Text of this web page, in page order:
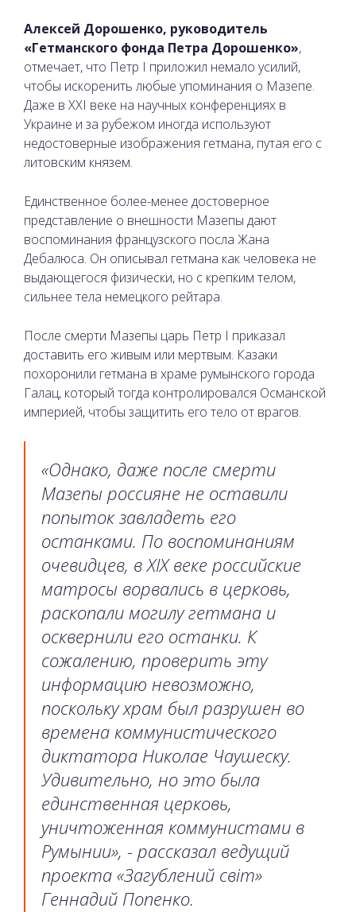
Алексей Дорошенко, руководитель
«Гетманского фонда Петра Дорошенко»,
отмечает, что Петр I приложил немало усилий,
чтобы искоренить любые упоминания о Мазепе.
Даже в XXI веке на научных конференциях в
Украине и за рубежом иногда используют
недостоверные изображения гетмана, путая его с
литовским князем.
Единственное более-менее достоверное
представление о внешности Мазепы дают
воспоминания французского посла Жана
Дебалюса. Он описывал гетмана как человека не
выдающегося физически, но с крепким телом,
сильнее тела немецкого рейтара.
После смерти Мазепы царь Петр I приказал
доставить его живым или мертвым. Казаки
похоронили гетмана в храме румынского города
Галац, который тогда контролировался Османской
империей, чтобы защитить его тело от врагов.
«Однако, даже после смерти
Мазепы россияне не оставили
попыток завладеть его
останками. По воспоминаниям
очевидцев, в XIX веке российские
матросы ворвались в церковь,
раскопали могилу гетмана и
осквернили его останки. К
сожалению, проверить эту
информацию невозможно,
поскольку храм был разрушен во
времена коммунистического
диктатора Николае Чаушеску.
Удивительно, но это была
единственная церковь,
уничтоженная коммунистами в
Румынии», - рассказал ведущий
проекта «Загублений світ»
Геннадий Попенко.